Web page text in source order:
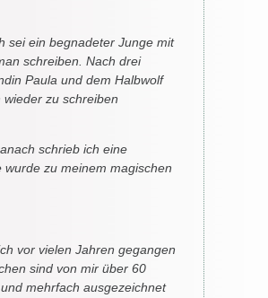
sei ein begnadeter Junge mit
schreiben. Nach drei
Paula und dem Halbwolf
zu schreiben
schrieb ich eine
zu meinem magischen
vor vielen Jahren gegangen
sind von mir über 60
mehrfach ausgezeichnet